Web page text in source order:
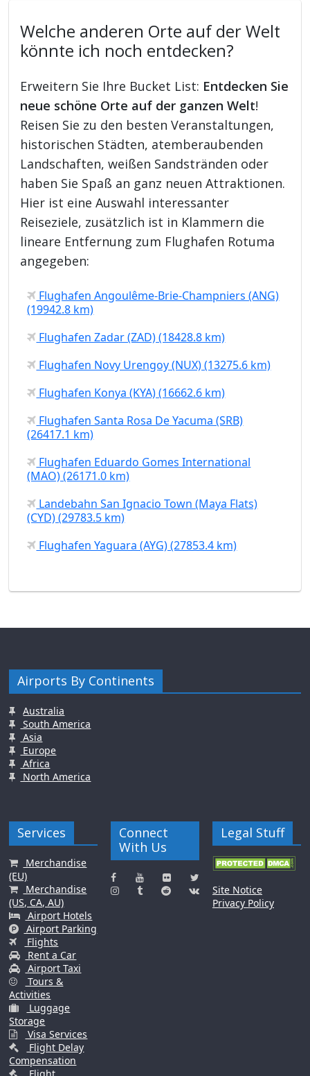
Welche anderen Orte auf der Welt
könnte ich noch entdecken?
Erweitern Sie Ihre Bucket List: Entdecken Sie
neue schöne Orte auf der ganzen Welt!
Reisen Sie zu den besten Veranstaltungen,
historischen Städten, atemberaubenden
Landschaften, weißen Sandstränden oder
haben Sie Spaß an ganz neuen Attraktionen.
Hier ist eine Auswahl interessanter
Reiseziele, zusätzlich ist in Klammern die
lineare Entfernung zum Flughafen Rotuma
angegeben:
Flughafen Angoulême-Brie-Champniers (ANG)
(19942.8 km)
Flughafen Zadar (ZAD) (18428.8 km)
Flughafen Novy Urengoy (NUX) (13275.6 km)
Flughafen Konya (KYA) (16662.6 km)
Flughafen Santa Rosa De Yacuma (SRB)
(26417.1 km)
Flughafen Eduardo Gomes International
(MAO) (26171.0 km)
Landebahn San Ignacio Town (Maya Flats)
(CYD) (29783.5 km)
Flughafen Yaguara (AYG) (27853.4 km)
Airports By Continents
Australia
South America
Asia
Europe
Africa
North America
Services
Merchandise
(EU)
Merchandise
(US, CA, AU)
Airport Hotels
Airport Parking
Flights
Rent a Car
Airport Taxi
Tours &
Activities
Luggage
Storage
Visa Services
Flight Delay
Compensation
Connect
With Us
Legal Stuff
Site Notice
Privacy Policy